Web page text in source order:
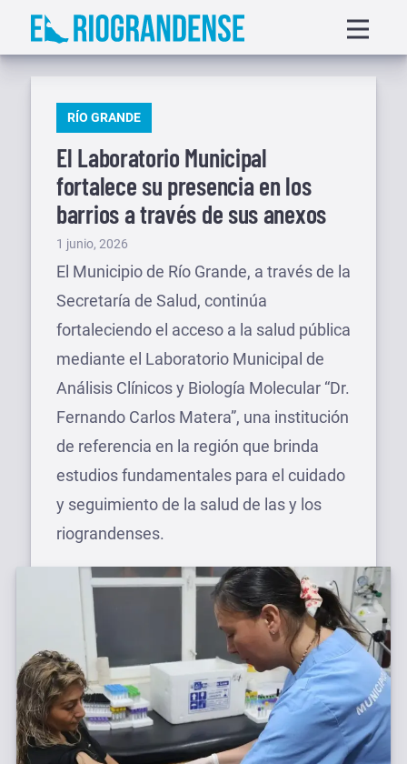
Saltar
menu
PUBLICADO
RÍO GRANDE
El Laboratorio Municipal
fortalece su presencia en los
barrios a través de sus anexos
Publicado
el
1 junio, 2026
El Municipio de Río Grande, a través de la
Secretaría de Salud, continúa
fortaleciendo el acceso a la salud pública
mediante el Laboratorio Municipal de
Análisis Clínicos y Biología Molecular “Dr.
Fernando Carlos Matera”, una institución
de referencia en la región que brinda
estudios fundamentales para el cuidado
y seguimiento de la salud de las y los
riograndenses.